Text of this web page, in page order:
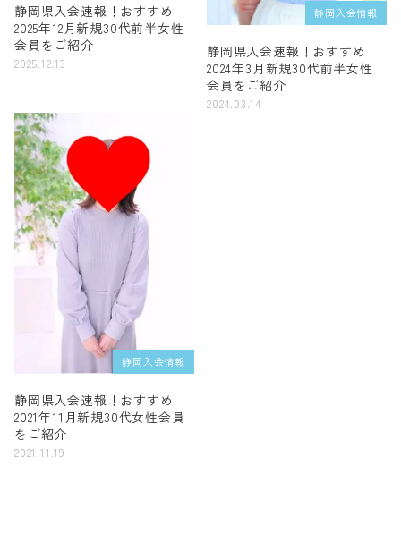
静岡県入会速報！おすすめ
2025年12月新規30代前半女性
会員をご紹介
2025.12.13
静岡入会情報
静岡県入会速報！おすすめ
2024年3月新規30代前半女性
会員をご紹介
2024.03.14
静岡入会情報
静岡県入会速報！おすすめ
2021年11月新規30代女性会員
をご紹介
2021.11.19